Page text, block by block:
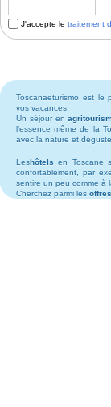
J'accepte le traitement
Toscanaeturismo est le
vos vacances.
Un séjour en
l'essence même de la
avec la nature et
Leshôtels en Toscane
confortablement, par
sentire un peu comme à
Cherchez parmi les